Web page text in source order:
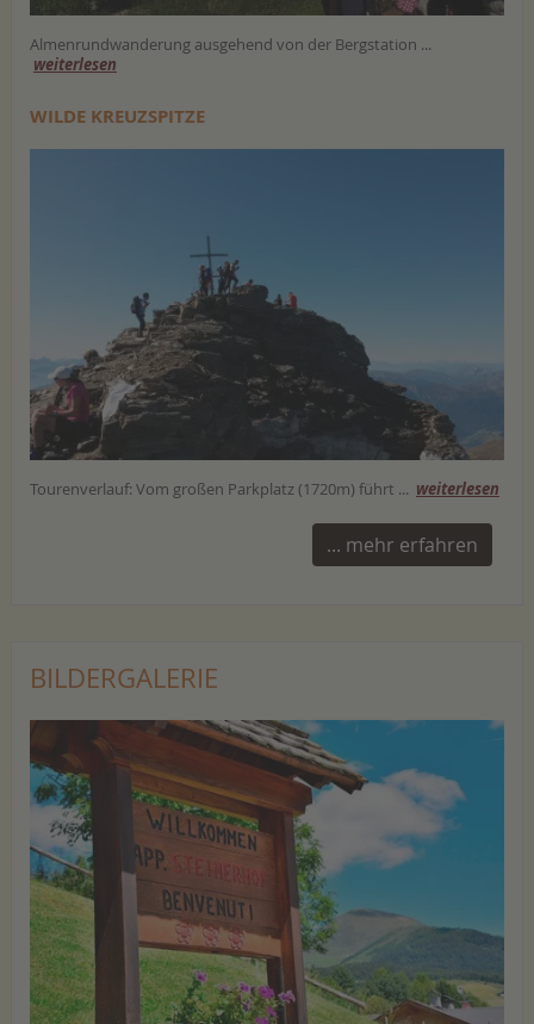
Almenrundwanderung ausgehend von der Bergstation ...
weiterlesen
WILDE KREUZSPITZE
Tourenverlauf: Vom großen Parkplatz (1720m) führt ... weiterlesen
... mehr erfahren
BILDERGALERIE